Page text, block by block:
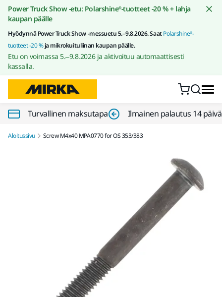
Siirry sisältöön
Power Truck Show -etu: Polarshine®-tuotteet -20 % + lahja
kaupan päälle
Hyödynnä Power Truck Show -messuetu 5.–9.8.2026. SaatPolarshine®-
tuotteet -20 %ja mikrokuituliinan kaupan päälle.
Etu on voimassa 5.–9.8.2026 ja aktivoituu automaattisesti
kassalla.
Turvallinen maksutapa Ilmainen palautus 14
Aloitussivu Screw M4x40 MPA0770 for OS 353/383